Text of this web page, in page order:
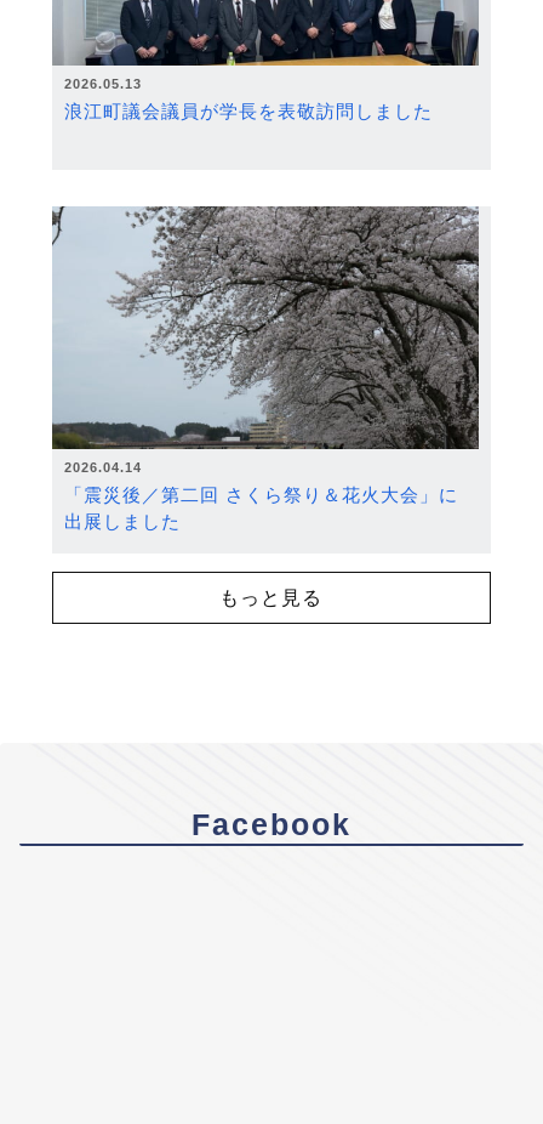
2026.05.13
浪江町議会議員が学長を表敬訪問しました
2026.04.14
「震災後／第二回 さくら祭り＆花火大会」に
出展しました
もっと見る
Facebook